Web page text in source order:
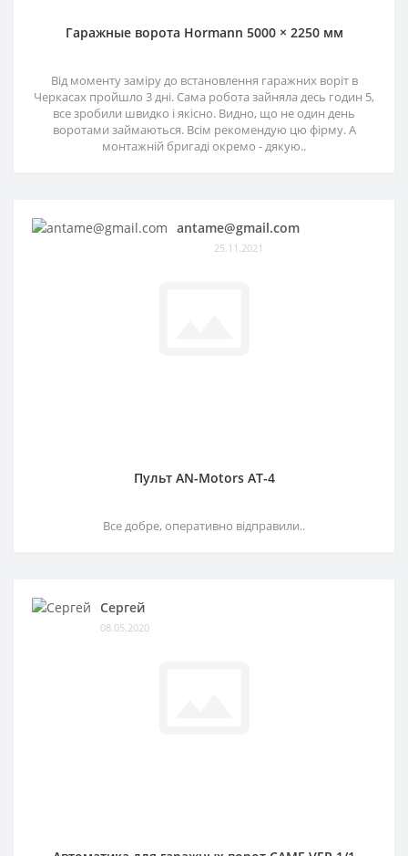
Гаражные ворота Hormann 5000 × 2250 мм
Від моменту заміру до встановлення гаражних воріт в
Черкасах пройшло 3 дні. Сама робота зайняла десь годин 5,
все зробили швидко і якісно. Видно, що не один день
воротами займаються. Всім рекомендую цю фірму. А
монтажній бригаді окремо - дякую..
antame@gmail.com
25.11.2021
Пульт AN-Motors AT-4
Все добре, оперативно відправили..
Сергей
08.05.2020